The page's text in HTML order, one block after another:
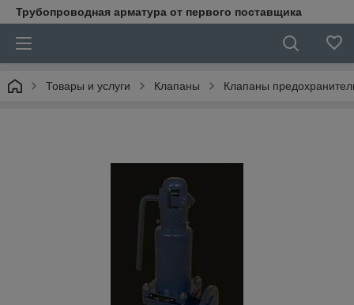
Трубопроводная арматура от первого поставщика
Товары и услуги Клапаны Клапаны